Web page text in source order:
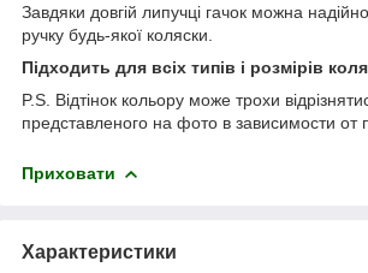
Завдяки довгій липучці гачок можна
ручку будь-якої коляски.
Підходить для всіх типів і розмірів
P.S. Відтінок кольору може трохи
представленого на фото в зависимости от
Приховати
Характеристики